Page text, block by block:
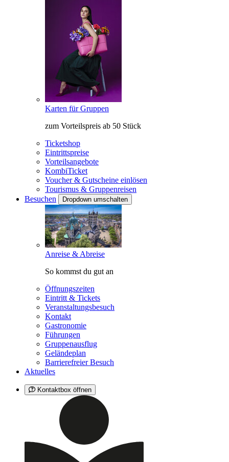
Karten für Gruppen
zum Vorteilspreis ab 50 Stück
Ticketshop
Eintrittspreise
Vorteilsangebote
KombiTicket
Voucher & Gutscheine einlösen
Tourismus & Gruppenreisen
Besuchen
Dropdown umschalten
Anreise & Abreise
So kommst du gut an
Öffnungszeiten
Eintritt & Tickets
Veranstaltungsbesuch
Kontakt
Gastronomie
Führungen
Gruppenausflug
Geländeplan
Barrierefreier Besuch
Aktuelles
Kontaktbox öffnen